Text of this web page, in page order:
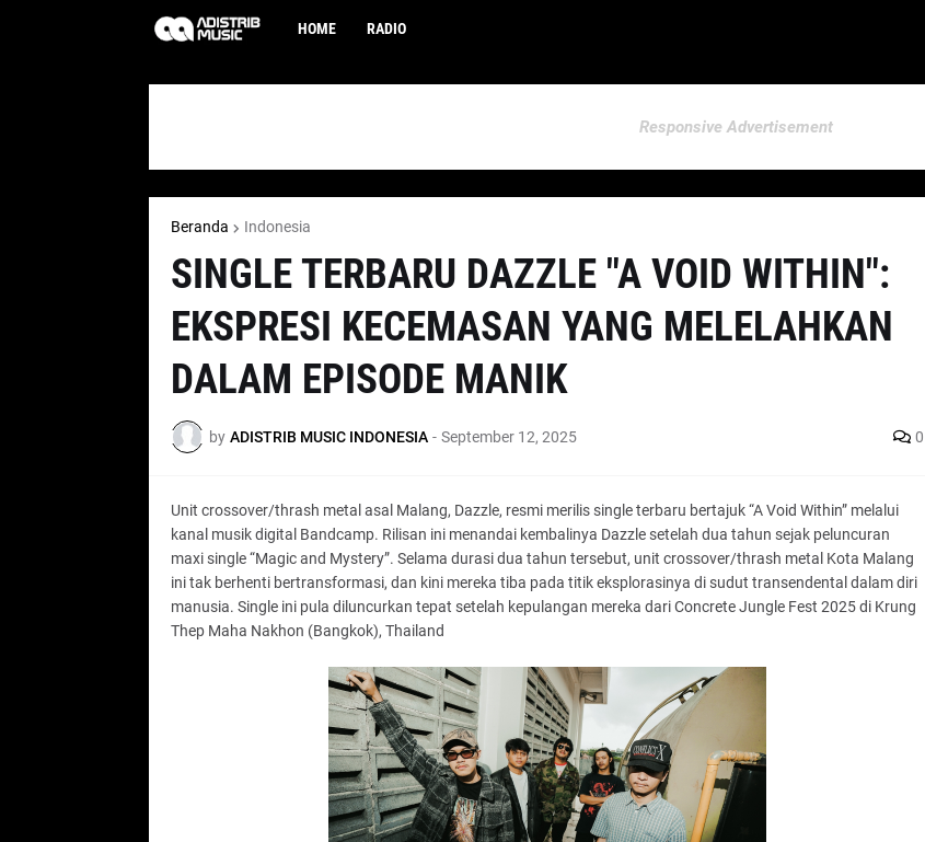
HOME RADIO
Responsive Advertisement
Beranda Indonesia
SINGLE TERBARU DAZZLE "A VOID WITHIN":
EKSPRESI KECEMASAN YANG MELELAHKAN
DALAM EPISODE MANIK
by ADISTRIB MUSIC INDONESIA - September 12, 2025 0
Unit crossover/thrash metal asal Malang, Dazzle, resmi merilis single terbaru bertajuk “A Void Within” melalui
kanal musik digital Bandcamp. Rilisan ini menandai kembalinya Dazzle setelah dua tahun sejak peluncuran
maxi single “Magic and Mystery”. Selama durasi dua tahun tersebut, unit crossover/thrash metal Kota Malang
ini tak berhenti bertransformasi, dan kini mereka tiba pada titik eksplorasinya di sudut transendental dalam diri
manusia. Single ini pula diluncurkan tepat setelah kepulangan mereka dari Concrete Jungle Fest 2025 di Krung
Thep Maha Nakhon (Bangkok), Thailand